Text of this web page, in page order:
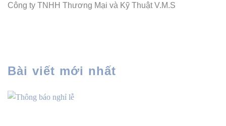
Công ty TNHH Thương Mại và Kỹ Thuật V.M.S
Bài viết mới nhất